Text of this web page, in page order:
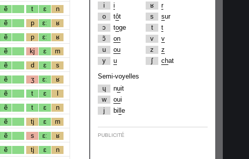
ẽ t ɛ n
ẽ p ɛː ʁ
ẽ p ɛː ʁ
ẽ kj ɛ m
ẽ d ɛ s
ẽ ʒ ɛː ʁ
ẽ t ɛ l
ẽ t ɛ n
ẽ tj ɛ m
ẽ s ɛː ʁ
ẽ tj ɛ n
i
i
o
tôt
ɔ
toge
ɔ̃
on
u
ou
y
u
ʁ
r
s
sur
t
t
v
v
z
z
ʃ
chat
Semi-voyelles
ɥ
nuit
w
oui
j
bi e
PUBLICITÉ